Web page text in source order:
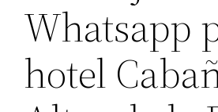
Whatsapp
hotel